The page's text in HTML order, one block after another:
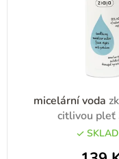
micelární voda
citlivou